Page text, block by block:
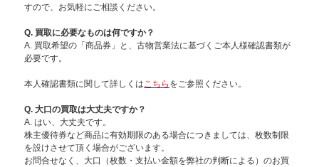
すので、お気軽にご相談ください。
Q. 買取に必要なものは何ですか？
A. 買取希望の「商品券」と、古物営業法に基づくご本人様確認書類が
必要です。
本人確認書類に関して詳しくは こちら をご参照ください。
Q. 大口の買取は大丈夫ですか？
A. はい、大丈夫です。
株主優待券など商品に有効期限のある場合につきましては、枚数制限
を設けさせて頂く場合がございます。
お問合せなく、大口（枚数・支払い金額を弊社の判断による）のお買